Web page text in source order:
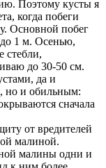
Поэтому кусты я
когда побеги
Основной побег
1 м. Осенью,
стебли,
до 30-50 см.
да и
но и обильным:
сначала
от вредителей
малиной.
малины одни и